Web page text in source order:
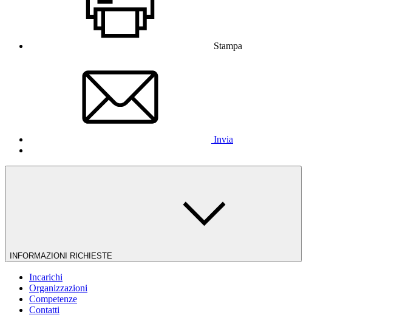
Stampa
Invia
INFORMAZIONI RICHIESTE
Incarichi
Organizzazioni
Competenze
Contatti